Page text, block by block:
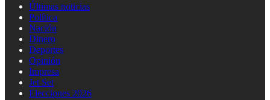
Últimas noticias
Política
Nación
Dinero
Deportes
Opinión
Impresa
Jet Set
Elecciones 2026